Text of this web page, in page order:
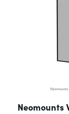
Neomounts